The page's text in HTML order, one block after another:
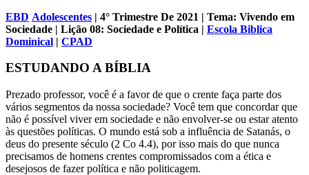
EBD Adolescentes | 4° Trimestre De 2021 | Tema: Vivendo em
Sociedade | Lição 08: Sociedade e Política | Escola Biblica
Dominical | CPAD
ESTUDANDO A BÍBLIA
Prezado professor, você é a favor de que o crente faça parte dos
vários segmentos da nossa sociedade? Você tem que concordar que
não é possível viver em sociedade e não envolver-se ou estar atento
às questões políticas. O mundo está sob a influência de Satanás, o
deus do presente século (2 Co 4.4), por isso mais do que nunca
precisamos de homens crentes compromissados com a ética e
desejosos de fazer política e não politicagem.